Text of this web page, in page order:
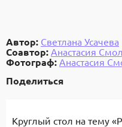
Автор: Светлана Усачева
Соавтор: Анастасия
Фотограф: Анастасия
Поделиться
Круглый стол на тему